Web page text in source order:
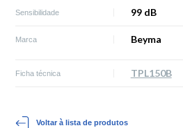
Sensibilidade 99 dB
Marca Beyma
Ficha técnica TPL150B
Voltar à lista de produtos